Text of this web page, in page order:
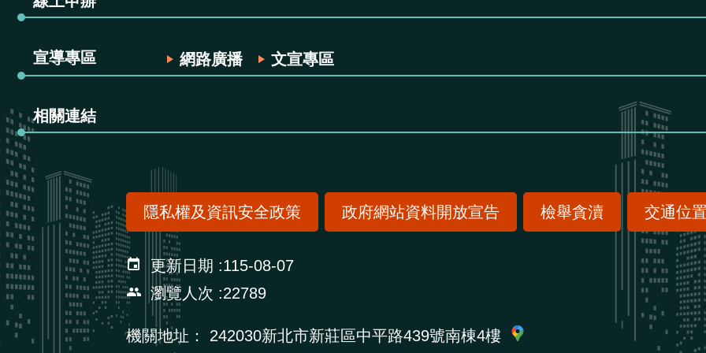
宣導專區 網路廣播 文宣專區
相關連結
隱私權及資訊安全政策 政府網站資料開放宣告 檢舉貪瀆 交通位
更新日期
115-08-07
瀏覽人次
22789
機關地址： 242030新北市新莊區中平路439號南棟4樓